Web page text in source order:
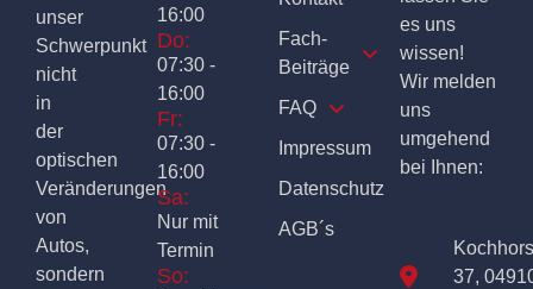
unser
Schwerpunkt
nicht
in
der
optischen
Veränderungen
von
Autos,
sondern
16:00
Do:
07:30 -
16:00
Fr:
07:30 -
16:00
Sa:
Nur mit
Termin
So:
Fach-
Beiträge
FAQ
Impressum
Datenschutz
AGB´s
es uns
wissen!
Wir melden
uns
umgehend
bei Ihnen:
37,